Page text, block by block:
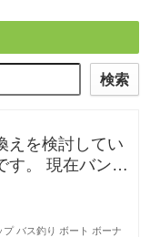
検索
えを検討してい
ンデ
プ バス釣り ボート ボーナ